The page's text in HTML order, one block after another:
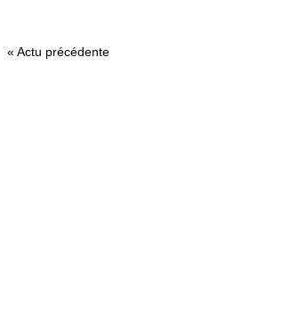
« Actu précédente